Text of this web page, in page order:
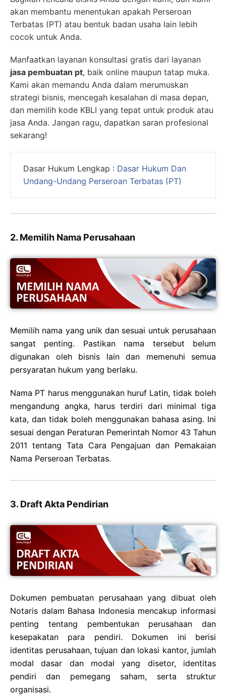
akan membantu menentukan apakah Perseroan
Terbatas (PT) atau bentuk badan usaha lain lebih
cocok untuk Anda.
Manfaatkan layanan konsultasi gratis dari layanan
jasa pembuatan pt, baik online maupun tatap muka.
Kami akan memandu Anda dalam merumuskan
strategi bisnis, mencegah kesalahan di masa depan,
dan memilih kode KBLI yang tepat untuk produk atau
jasa Anda. Jangan ragu, dapatkan saran profesional
sekarang!
Dasar Hukum Lengkap : Dasar Hukum Dan
Undang-Undang Perseroan Terbatas (PT)
2. Memilih Nama Perusahaan
Memilih nama yang unik dan sesuai untuk perusahaan
sangat penting. Pastikan nama tersebut belum
digunakan oleh bisnis lain dan memenuhi semua
persyaratan hukum yang berlaku.
Nama PT harus menggunakan huruf Latin, tidak boleh
mengandung angka, harus terdiri dari minimal tiga
kata, dan tidak boleh menggunakan bahasa asing. Ini
sesuai dengan Peraturan Pemerintah Nomor 43 Tahun
2011 tentang Tata Cara Pengajuan dan Pemakaian
Nama Perseroan Terbatas.
3. Draft Akta Pendirian
Dokumen pembuatan perusahaan yang dibuat oleh
Notaris dalam Bahasa Indonesia mencakup informasi
penting tentang pembentukan perusahaan dan
kesepakatan para pendiri. Dokumen ini berisi
identitas perusahaan, tujuan dan lokasi kantor, jumlah
modal dasar dan modal yang disetor, identitas
pendiri dan pemegang saham, serta struktur
organisasi.